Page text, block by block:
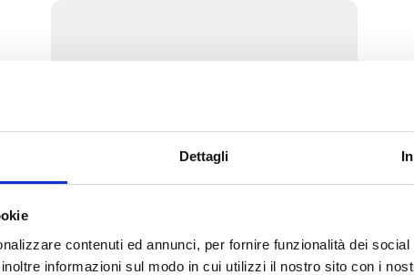
Dettagli
contenuti ed annunci, per fornire funzionalità dei
informazioni sul modo in cui utilizzi il nostro sito con i
M04.K